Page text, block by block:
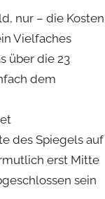
nur – die Kosten
Vielfaches
über die 23
dem
des Spiegels auf
erst Mitte
sein